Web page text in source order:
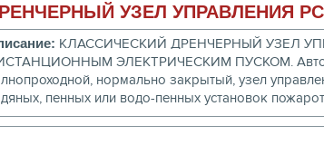
УЗЕЛ УПРАВЛЕНИЯ
КЛАССИЧЕСКИЙ ДРЕНЧЕРНЫЙ УЗЕЛ
ЭЛЕКТРИЧЕСКИМ ПУСКОМ.
нормально закрытый, узел
пенных или водо-пенных установок